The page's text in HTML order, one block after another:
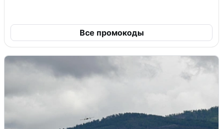
Все промокоды